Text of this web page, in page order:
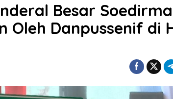
Besar
Oleh Danpussenif di